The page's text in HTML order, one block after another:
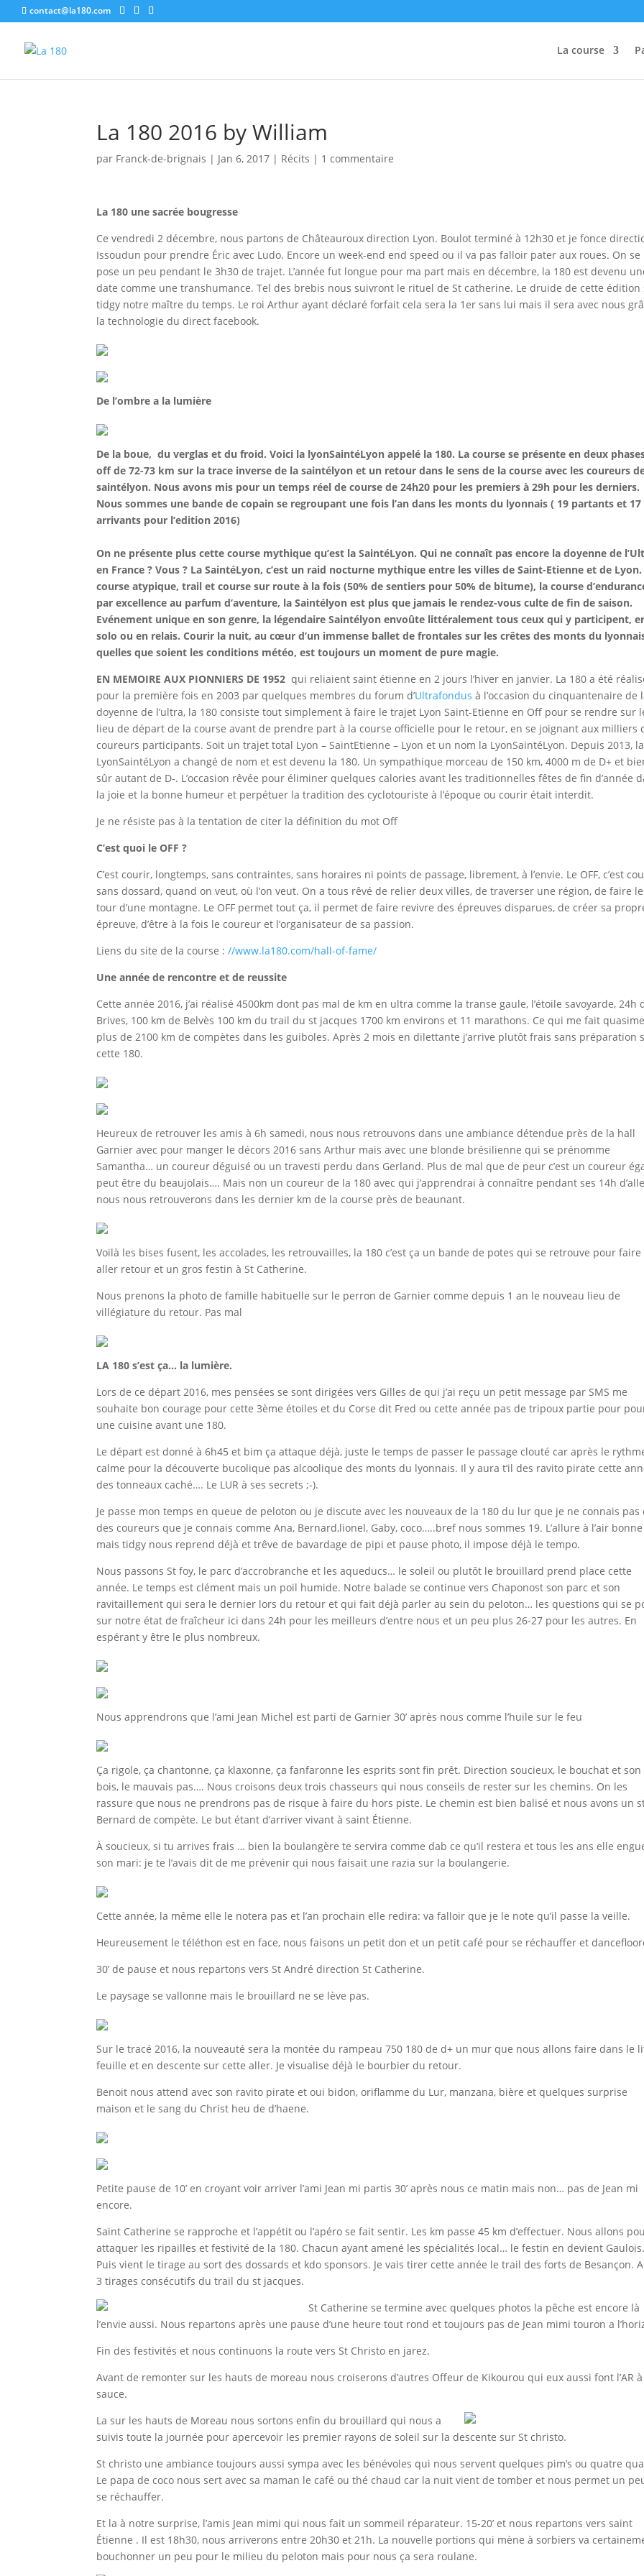
contact@la180.com
La course
La 180 2016 by William
par Franck-de-brignais | Jan 6, 2017 | Récits | 1 commentaire
La 180 une sacrée bougresse
Ce vendredi 2 décembre, nous partons de Châteauroux direction Lyon. Boulot terminé à 12h30 et je fonce
Issoudun pour prendre Éric avec Ludo. Encore un week-end end speed ou il va pas falloir pater aux roues. On se
pose un peu pendant le 3h30 de trajet. L’année fut longue pour ma part mais en décembre, la 180 est devenu
date comme une transhumance. Tel des brebis nous suivront le rituel de St catherine. Le druide de cette édition
tidgy notre maître du temps. Le roi Arthur ayant déclaré forfait cela sera la 1er sans lui mais il sera avec nous
la technologie du direct facebook.
De l’ombre a la lumière
De la boue, du verglas et du froid. Voici la lyonSaintéLyon appelé la 180. La course se présente en deux
off de 72-73 km sur la trace inverse de la saintélyon et un retour dans le sens de la course avec les coureurs
saintélyon. Nous avons mis pour un temps réel de course de 24h20 pour les premiers à 29h pour les derniers.
Nous sommes une bande de copain se regroupant une fois l’an dans les monts du lyonnais ( 19 partants et 17
arrivants pour l’edition 2016)
On ne présente plus cette course mythique qu’est la SaintéLyon. Qui ne connaît pas encore la doyenne de
en France ? Vous ? La SaintéLyon, c’est un raid nocturne mythique entre les villes de Saint-Etienne et de
course atypique, trail et course sur route à la fois (50% de sentiers pour 50% de bitume), la course
par excellence au parfum d’aventure, la Saintélyon est plus que jamais le rendez-vous culte de fin de saison.
Evénement unique en son genre, la légendaire Saintélyon envoûte littéralement tous ceux qui y participent,
solo ou en relais. Courir la nuit, au cœur d’un immense ballet de frontales sur les crêtes des monts du
quelles que soient les conditions météo, est toujours un moment de pure magie.
EN MEMOIRE AUX PIONNIERS DE 1952 qui reliaient saint étienne en 2 jours l’hiver en janvier. La 180 a été
pour la première fois en 2003 par quelques membres du forum d’Ultrafondus à l’occasion du cinquantenaire de
doyenne de l’ultra, la 180 consiste tout simplement à faire le trajet Lyon Saint-Etienne en Off pour se rendre sur
lieu de départ de la course avant de prendre part à la course officielle pour le retour, en se joignant aux milliers
coureurs participants. Soit un trajet total Lyon – SaintEtienne – Lyon et un nom la LyonSaintéLyon. Depuis 2013, la
LyonSaintéLyon a changé de nom et est devenu la 180. Un sympathique morceau de 150 km, 4000 m de D+ et
sûr autant de D-. L’occasion rêvée pour éliminer quelques calories avant les traditionnelles fêtes de fin d’année
la joie et la bonne humeur et perpétuer la tradition des cyclotouriste à l’époque ou courir était interdit.
Je ne résiste pas à la tentation de citer la définition du mot Off
C’est quoi le OFF ?
C’est courir, longtemps, sans contraintes, sans horaires ni points de passage, librement, à l’envie. Le OFF, c’est
sans dossard, quand on veut, où l’on veut. On a tous rêvé de relier deux villes, de traverser une région, de faire le
tour d’une montagne. Le OFF permet tout ça, il permet de faire revivre des épreuves disparues, de créer sa
épreuve, d’être à la fois le coureur et l’organisateur de sa passion.
Liens du site de la course ://www.la180.com/hall-of-fame/
Une année de rencontre et de reussite
Cette année 2016, j’ai réalisé 4500km dont pas mal de km en ultra comme la transe gaule, l’étoile savoyarde, 24h
Brives, 100 km de Belvès 100 km du trail du st jacques 1700 km environs et 11 marathons. Ce qui me fait
plus de 2100 km de compètes dans les guiboles. Après 2 mois en dilettante j’arrive plutôt frais sans préparation
cette 180.
Heureux de retrouver les amis à 6h samedi, nous nous retrouvons dans une ambiance détendue près de la hall
Garnier avec pour manger le décors 2016 sans Arthur mais avec une blonde brésilienne qui se prénomme
Samantha… un coureur déguisé ou un travesti perdu dans Gerland. Plus de mal que de peur c’est un coureur
peut être du beaujolais…. Mais non un coureur de la 180 avec qui j’apprendrai à connaître pendant ses 14h
nous nous retrouverons dans les dernier km de la course près de beaunant.
Voilà les bises fusent, les accolades, les retrouvailles, la 180 c’est ça un bande de potes qui se retrouve pour faire
aller retour et un gros festin à St Catherine.
Nous prenons la photo de famille habituelle sur le perron de Garnier comme depuis 1 an le nouveau lieu de
villégiature du retour. Pas mal
LA 180 s’est ça… la lumière.
Lors de ce départ 2016, mes pensées se sont dirigées vers Gilles de qui j’ai reçu un petit message par SMS me
souhaite bon courage pour cette 3ème étoiles et du Corse dit Fred ou cette année pas de tripoux partie pour
une cuisine avant une 180.
Le départ est donné à 6h45 et bim ça attaque déjà, juste le temps de passer le passage clouté car après le
calme pour la découverte bucolique pas alcoolique des monts du lyonnais. Il y aura t’il des ravito pirate cette
des tonneaux caché…. Le LUR à ses secrets ;-).
Je passe mon temps en queue de peloton ou je discute avec les nouveaux de la 180 du lur que je ne connais pas
des coureurs que je connais comme Ana, Bernard,lionel, Gaby, coco…..bref nous sommes 19. L’allure à l’air bonne
mais tidgy nous reprend déjà et trêve de bavardage de pipi et pause photo, il impose déjà le tempo.
Nous passons St foy, le parc d’accrobranche et les aqueducs… le soleil ou plutôt le brouillard prend place cette
année. Le temps est clément mais un poil humide. Notre balade se continue vers Chaponost son parc et son
ravitaillement qui sera le dernier lors du retour et qui fait déjà parler au sein du peloton… les questions qui se
sur notre état de fraîcheur ici dans 24h pour les meilleurs d’entre nous et un peu plus 26-27 pour les autres. En
espérant y être le plus nombreux.
Nous apprendrons que l’ami Jean Michel est parti de Garnier 30’ après nous comme l’huile sur le feu
Ça rigole, ça chantonne, ça klaxonne, ça fanfaronne les esprits sont fin prêt. Direction soucieux, le bouchat et son
bois, le mauvais pas…. Nous croisons deux trois chasseurs qui nous conseils de rester sur les chemins. On les
rassure que nous ne prendrons pas de risque à faire du hors piste. Le chemin est bien balisé et nous avons un
Bernard de compète. Le but étant d’arriver vivant à saint Étienne.
À soucieux, si tu arrives frais … bien la boulangère te servira comme dab ce qu’il restera et tous les ans elle
son mari: je te l’avais dit de me prévenir qui nous faisait une razia sur la boulangerie.
Cette année, la même elle le notera pas et l’an prochain elle redira: va falloir que je le note qu’il passe la veille.
Heureusement le téléthon est en face, nous faisons un petit don et un petit café pour se réchauffer et
30’ de pause et nous repartons vers St André direction St Catherine.
Le paysage se vallonne mais le brouillard ne se lève pas.
Sur le tracé 2016, la nouveauté sera la montée du rampeau 750 180 de d+ un mur que nous allons faire dans le
feuille et en descente sur cette aller. Je visualise déjà le bourbier du retour.
Benoit nous attend avec son ravito pirate et oui bidon, oriflamme du Lur, manzana, bière et quelques surprise
maison et le sang du Christ heu de d’haene.
Petite pause de 10’ en croyant voir arriver l’ami Jean mi partis 30’ après nous ce matin mais non… pas de Jean mi
encore.
Saint Catherine se rapproche et l’appétit ou l’apéro se fait sentir. Les km passe 45 km d’effectuer. Nous allons
attaquer les ripailles et festivité de la 180. Chacun ayant amené les spécialités local… le festin en devient Gaulois.
Puis vient le tirage au sort des dossards et kdo sponsors. Je vais tirer cette année le trail des forts de Besançon.
3 tirages consécutifs du trail du st jacques.
St Catherine se termine avec quelques photos la pêche est encore là
l’envie aussi. Nous repartons après une pause d’une heure tout rond et toujours pas de Jean mimi touron a
Fin des festivités et nous continuons la route vers St Christo en jarez.
Avant de remonter sur les hauts de moreau nous croiserons d’autres Offeur de Kikourou qui eux aussi font l’AR
sauce.
La sur les hauts de Moreau nous sortons enfin du brouillard qui nous a
suivis toute la journée pour apercevoir les premier rayons de soleil sur la descente sur St christo.
St christo une ambiance toujours aussi sympa avec les bénévoles qui nous servent quelques pim’s ou quatre
Le papa de coco nous sert avec sa maman le café ou thé chaud car la nuit vient de tomber et nous permet un
se réchauffer.
Et la à notre surprise, l’amis Jean mimi qui nous fait un sommeil réparateur. 15-20’ et nous repartons vers saint
Étienne . Il est 18h30, nous arriverons entre 20h30 et 21h. La nouvelle portions qui mène à sorbiers va
bouchonner un peu pour le milieu du peloton mais pour nous ça sera roulane.